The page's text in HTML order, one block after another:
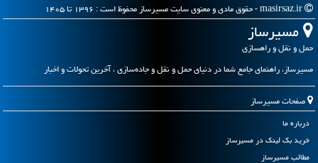
مسیرساز
حمل و نقل و راهسازی
مسیرساز، راهنمای جامع شما در دنیای حمل و نقل و جاده‌سازی ، آخرین تحولات و اخبار
صفحات مسیرساز
درباره ما
خرید بک لینک در مسیرساز
مطالب مسیرساز